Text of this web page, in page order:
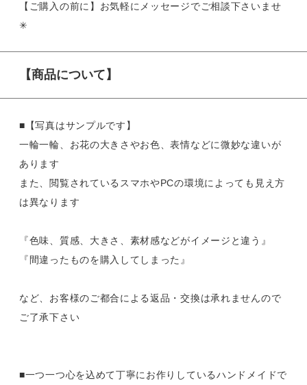
【ご購入の前に】お気軽にメッセージでご相談下さいませ
✳︎
【商品について】
■【写真はサンプルです】
一輪一輪、お花の大きさやお色、表情などに微妙な違いが
あります
また、閲覧されているスマホやPCの環境によっても見え方
は異なります
『色味、質感、大きさ、素材感などがイメージと違う』
『間違ったものを購入してしまった』
など、お客様のご都合による返品・交換は承れませんので
ご了承下さい
■一つ一つ心を込めて丁寧にお作りしているハンドメイドで